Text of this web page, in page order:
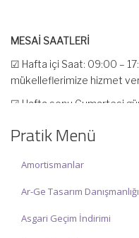
MESAİ SAATLERİ
mükelleflerimize hizmet
İlgi ve anlayışınız için İNCİ
Pratik Menü
Amortismanlar
Ar-Ge Tasarım Danışmanlığı
Asgari Geçim İndirimi